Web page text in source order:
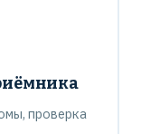
проверка